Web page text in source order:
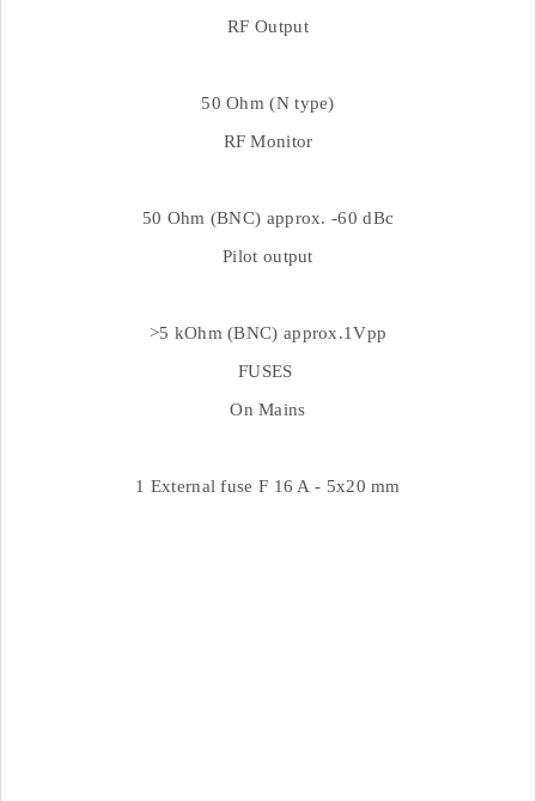
RF Output
50 Ohm (N type)
RF Monitor
50 Ohm (BNC) approx. -60 dBc
Pilot output
>5 kOhm (BNC) approx.1Vpp
FUSES
On Mains
1 External fuse F 16 A - 5x20 mm